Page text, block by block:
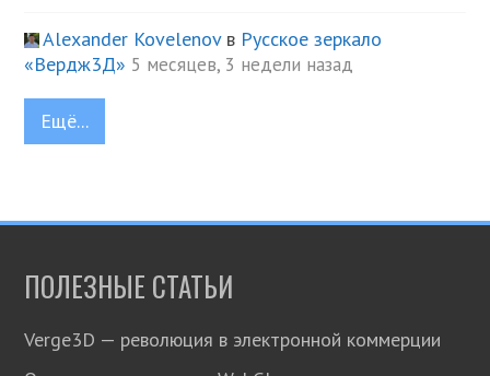
Alexander Kovelenovв Русское зеркало
«Вердж3Д» 5 месяцев, 3 недели назад
Ещё...
ПОЛЕЗНЫЕ СТАТЬИ
Verge3D — революция в электронной коммерции